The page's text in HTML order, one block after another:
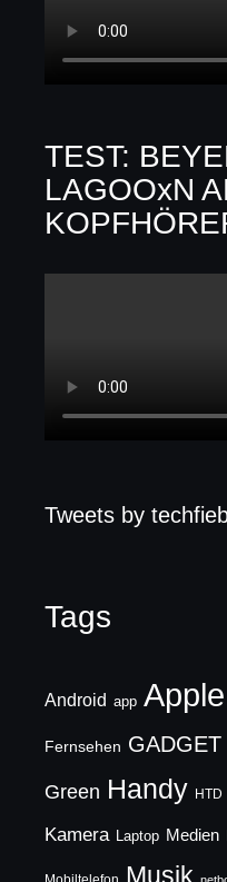
TEST:
LAGOOxN
Tweets by
Tags
Android app Apple
Fernsehen GADGET
Green Handy HTD
Kamera Laptop Medien
Musik